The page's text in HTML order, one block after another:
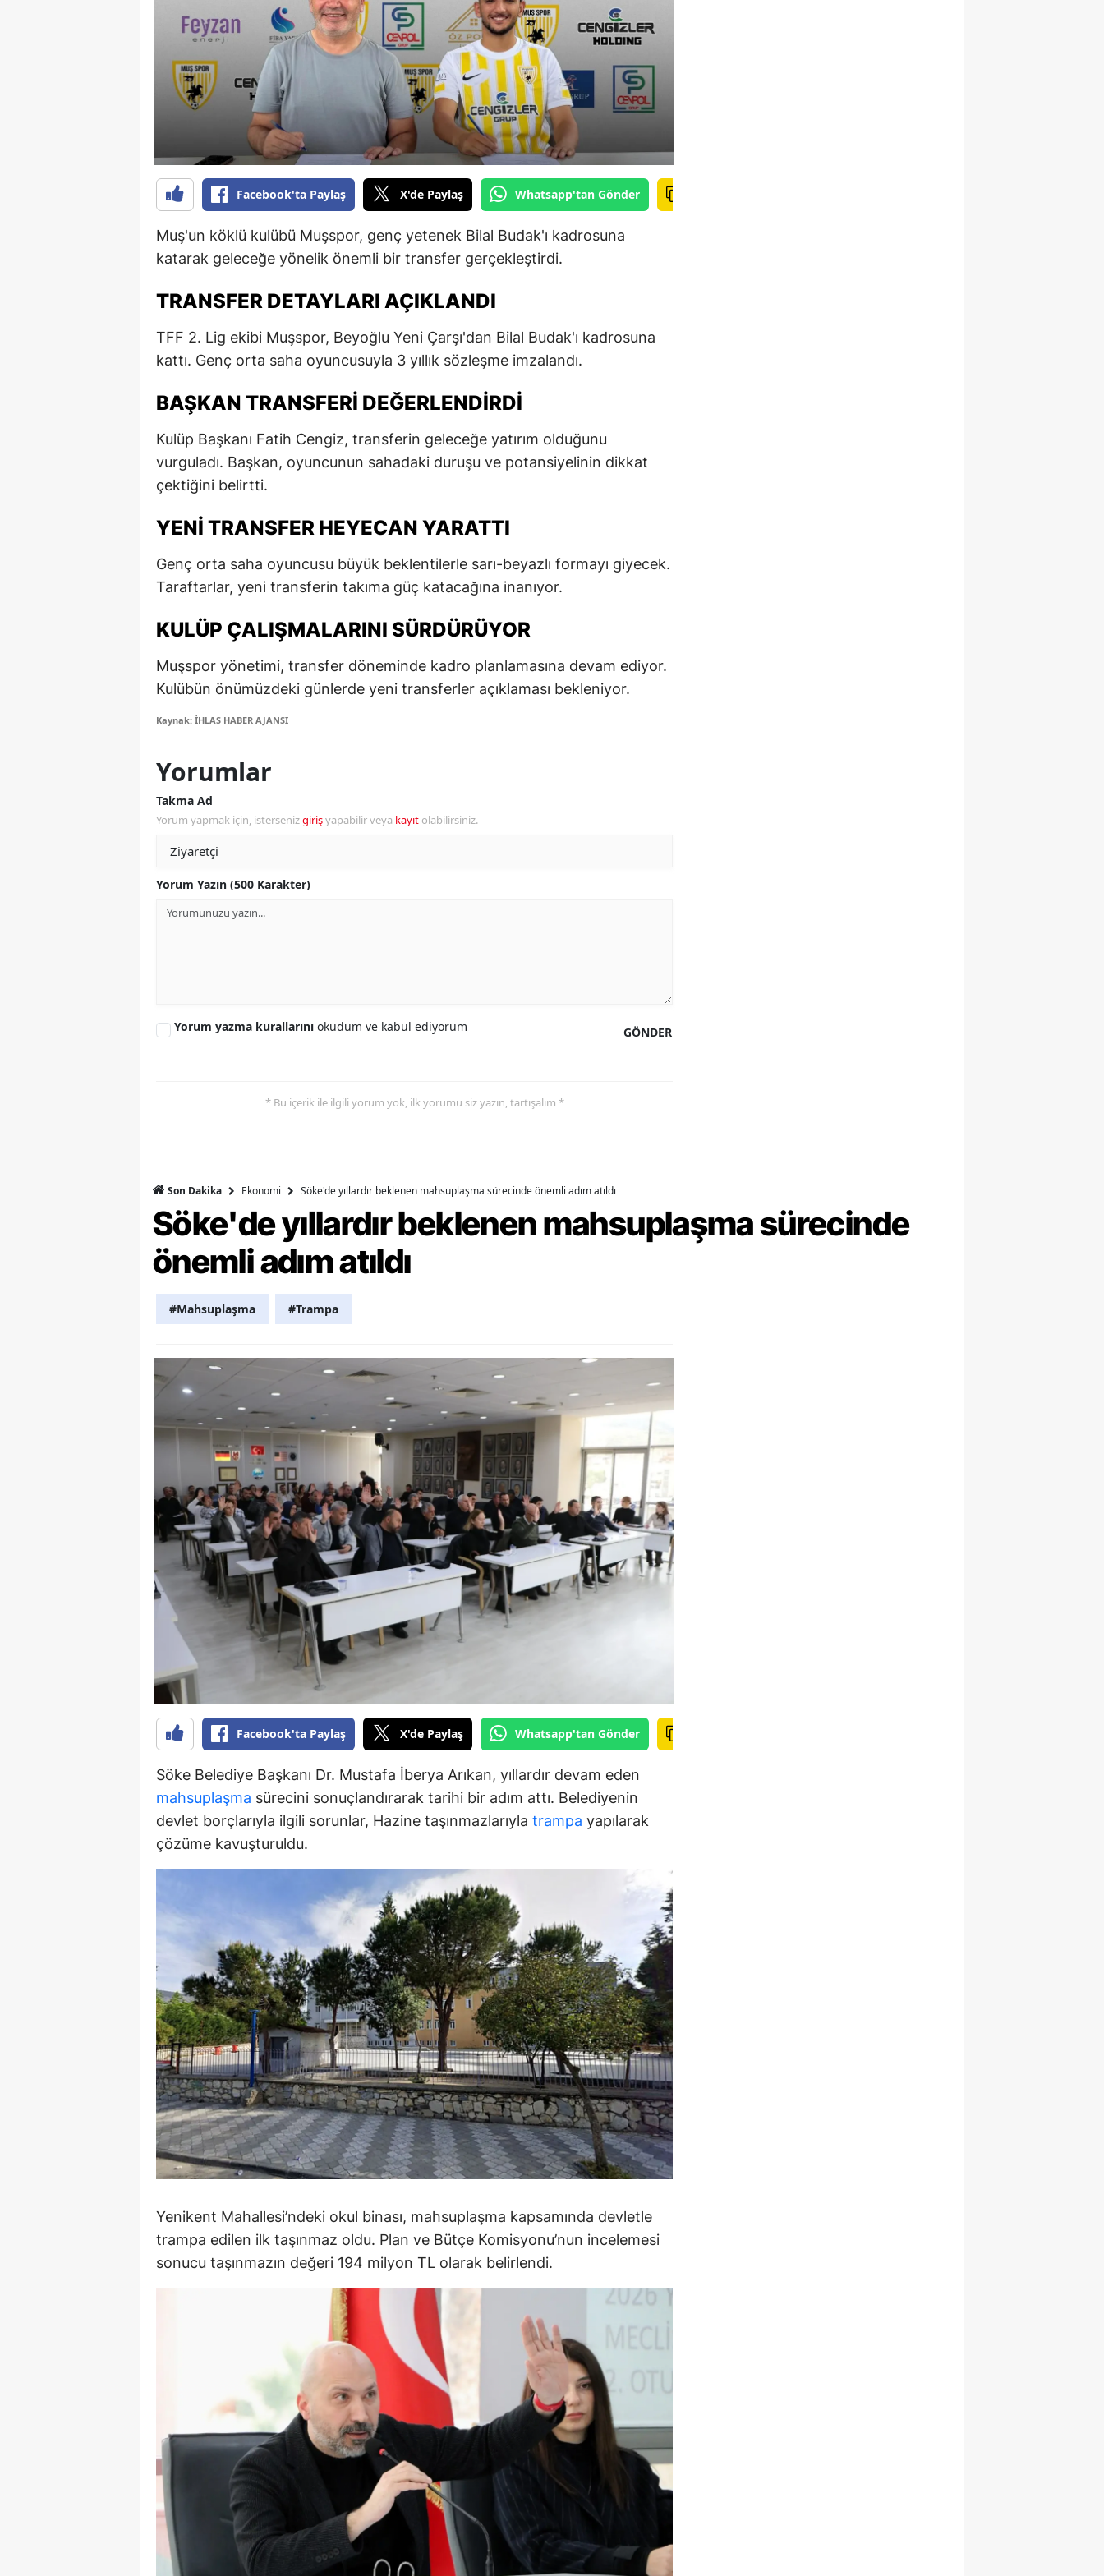
Bilecik
Bingöl
Bitlis
Bolu
Burdur
Bursa
Çankırı
Diyarbakır
Edirne
Erzincan
Eskişehir
Gaziantep
Giresun
Gümüşhane
Hakkari
Hatay
İzmir
Kocaeli
Kütahya
Kahramanmaraş
Mardin
Muğla
Niğde
Ordu
Rize
Sakarya
Samsun
Siirt
Sinop
Sivas
Tekirdağ
Tokat
Trabzon
Tunceli
Şanlıurfa
Uşak
Yozgat
Zonguldak
Aksaray
Bayburt
Karaman
Kırıkkale
Batman
Şırnak
Bartın
Ardahan
Iğdır
Yalova
Karabük
Kilis
Osmaniye
Düzce
Facebook'ta Paylaş X'de Paylaş Whatsapp'tan Gönder
Muş'un köklü kulübü Muşspor, genç yetenek Bilal Budak'ı kadrosuna
katarak geleceğe yönelik önemli bir transfer gerçekleştirdi.
TRANSFER DETAYLARI AÇIKLANDI
TFF 2. Lig ekibi Muşspor, Beyoğlu Yeni Çarşı'dan Bilal Budak'ı kadrosuna
kattı. Genç orta saha oyuncusuyla 3 yıllık sözleşme imzalandı.
BAŞKAN TRANSFERI DEĞERLENDIRDI
Kulüp Başkanı Fatih Cengiz, transferin geleceğe yatırım olduğunu
vurguladı. Başkan, oyuncunun sahadaki duruşu ve potansiyelinin dikkat
çektiğini belirtti.
YENI TRANSFER HEYECAN YARATTI
Genç orta saha oyuncusu büyük beklentilerle sarı-beyazlı formayı giyecek.
Taraftarlar, yeni transferin takıma güç katacağına inanıyor.
KULÜP ÇALIŞMALARINI SÜRDÜRÜYOR
Muşspor yönetimi, transfer döneminde kadro planlamasına devam ediyor.
Kulübün önümüzdeki günlerde yeni transferler açıklaması bekleniyor.
Kaynak: İHLAS HABER AJANSI
Yorumlar
Takma Ad
Yorum yapmak için, istersenizgirişyapabilir veya kayıt olabilirsiniz.
Yorum Yazın (500 Karakter)
GÖNDER
Yorum yazma kurallarını okudum ve kabul ediyorum
* Bu içerik ile ilgili yorum yok, ilk yorumu siz yazın, tartışalım *
Son Dakika Ekonomi Söke'de yıllardır beklenen mahsuplaşma sürecinde önemli adım atıldı
Söke'de yıllardır beklenen mahsuplaşma sürecinde
önemli adım atıldı
#Mahsuplaşma #Trampa
Facebook'ta Paylaş X'de Paylaş Whatsapp'tan Gönder
Söke Belediye Başkanı Dr. Mustafa İberya Arıkan, yıllardır devam eden
mahsuplaşma sürecini sonuçlandırarak tarihi bir adım attı. Belediyenin
devlet borçlarıyla ilgili sorunlar, Hazine taşınmazlarıyla trampa yapılarak
çözüme kavuşturuldu.
Yenikent Mahallesi’ndeki okul binası, mahsuplaşma kapsamında devletle
trampa edilen ilk taşınmaz oldu. Plan ve Bütçe Komisyonu’nun incelemesi
sonucu taşınmazın değeri 194 milyon TL olarak belirlendi.